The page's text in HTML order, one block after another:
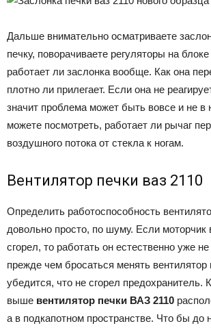
Дальше внимательно осматриваете
печку, поворачиваете регуляторы на
работает ли заслонка вообще. Как она
плотно ли прилегает. Если она не
значит проблема может быть вовсе и не в
можете посмотреть, работает ли рычаг
воздушного потока от стекла к ногам.
Вентилятор печки ваз 2110
Определить работоспособность
довольно просто, по шуму. Если моторчик
сгорел, то работать он естественно уже
прежде чем бросаться менять
убедится, что не сгорел предохранитель.
выше вентилятор печки ВАЗ 2110
а в подкапотном пространстве. Что бы до